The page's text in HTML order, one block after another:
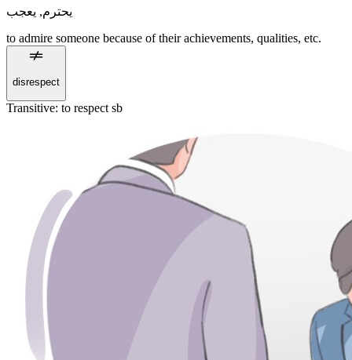
يحترم, يعجب
to admire someone because of their achievements, qualities, etc.
disrespect
Transitive: to respect sb